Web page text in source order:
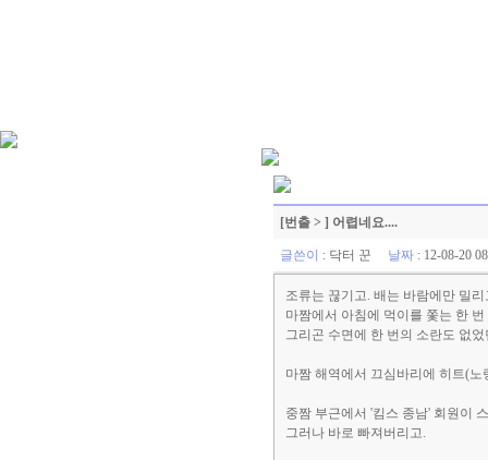
[번출 > ] 어렵네요....
글쓴이 : 닥터 꾼 날짜: 12-08-20
조류는 끊기고. 배는 바람에만 밀리
마짬에서 아침에 먹이를 쫓는 한
그리곤 수면에 한 번의 소란도 없었
마짬 해역에서 끄심바리에 히트(
중짬 부근에서 '킴스 종남' 회원이
그러나 바로 빠져버리고.